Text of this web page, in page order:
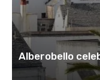
Alberobello